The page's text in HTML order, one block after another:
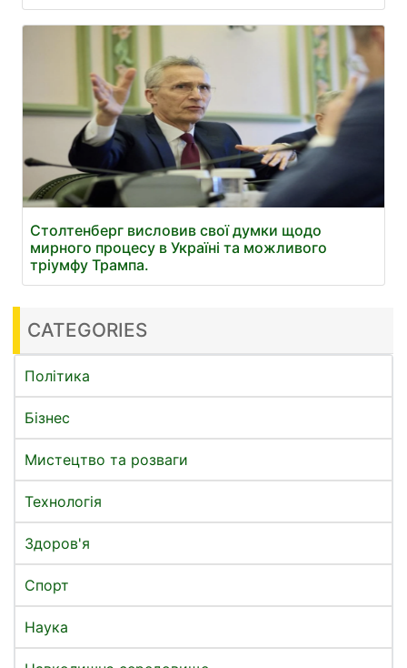
Столтенберг висловив свої думки щодо
мирного процесу в Україні та можливого
тріумфу Трампа.
CATEGORIES
Політика
Бізнес
Мистецтво та розваги
Технологія
Здоров'я
Спорт
Наука